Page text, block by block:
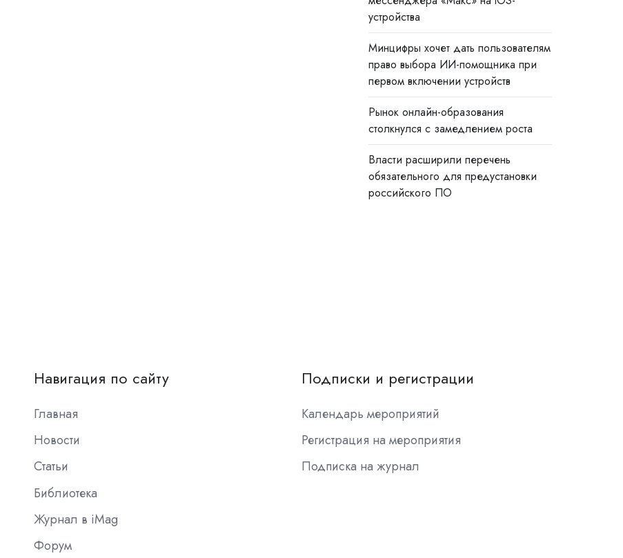
устройства
Минцифры хочет дать пользователям
право выбора ИИ-помощника при
первом включении устройств
Рынок онлайн-образования
столкнулся с замедлением роста
Власти расширили перечень
обязательного для предустановки
российского ПО
Навигация по сайту
Главная
Новости
Статьи
Библиотека
Журнал в iMag
Форум
Подписки и регистрации
Календарь мероприятий
Регистрация на мероприятия
Подписка на журнал